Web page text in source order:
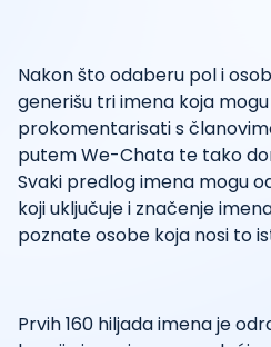
Nakon što odaberu pol i
generišu tri imena koja
prokomentarisati s
putem We-Chata te tako
Svaki predlog imena mogu
koji uključuje i značenje
poznate osobe koja nosi to
Prvih 160 hiljada imena je